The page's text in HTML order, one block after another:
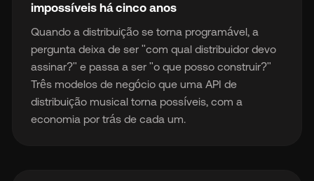
impossíveis há cinco anos
Quando a distribuição se torna programável, a
pergunta deixa de ser "com qual distribuidor devo
assinar?" e passa a ser "o que posso construir?"
Três modelos de negócio que uma API de
distribuição musical torna possíveis, com a
economia por trás de cada um.